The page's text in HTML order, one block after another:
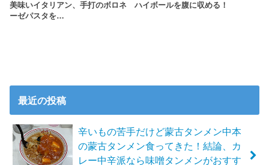
美味いイタリアン、手打のボロネ
ーゼパスタを…
ハイボールを腹に収める！
最近の投稿
辛いもの苦手だけど蒙古タンメン中本
の蒙古タンメン食ってきた！結論、カ
レー中辛派なら味噌タンメンがおすす